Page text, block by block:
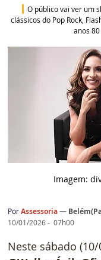
O público vai ver um
clássicos do Pop Rock,
anos
Imagem: d
PorAssessoria—
10/01/2026 -  07h00
Neste sábado